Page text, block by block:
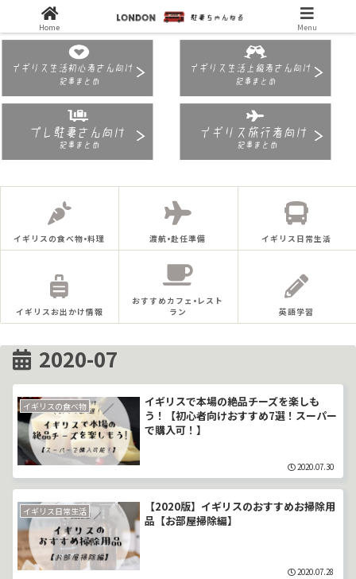
イギリスの食べ物•料理 渡航•赴任準備 イギリス日常生活
イギリスお出かけ情報
おすすめカフェ•レスト
ラン
英語学習
2020-07
イギリスの食べ物
イギリスで本場の絶品チーズを楽しも
う！【初心者向けおすすめ7選！スーパー
で購入可！】
2020.07.30
イギリス日常生活
【2020版】イギリスのおすすめお掃除用
品【お部屋掃除編】
2020.07.28
Home Menu